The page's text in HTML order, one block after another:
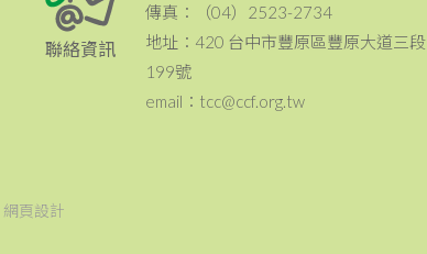
聯絡資訊
傳真：（04）2523-2734
地址：420 台中市豐原區豐原大道三段
199號
email：tcc@ccf.org.tw
網頁設計